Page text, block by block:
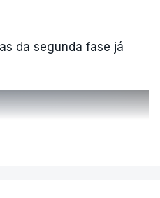
da segunda fase já